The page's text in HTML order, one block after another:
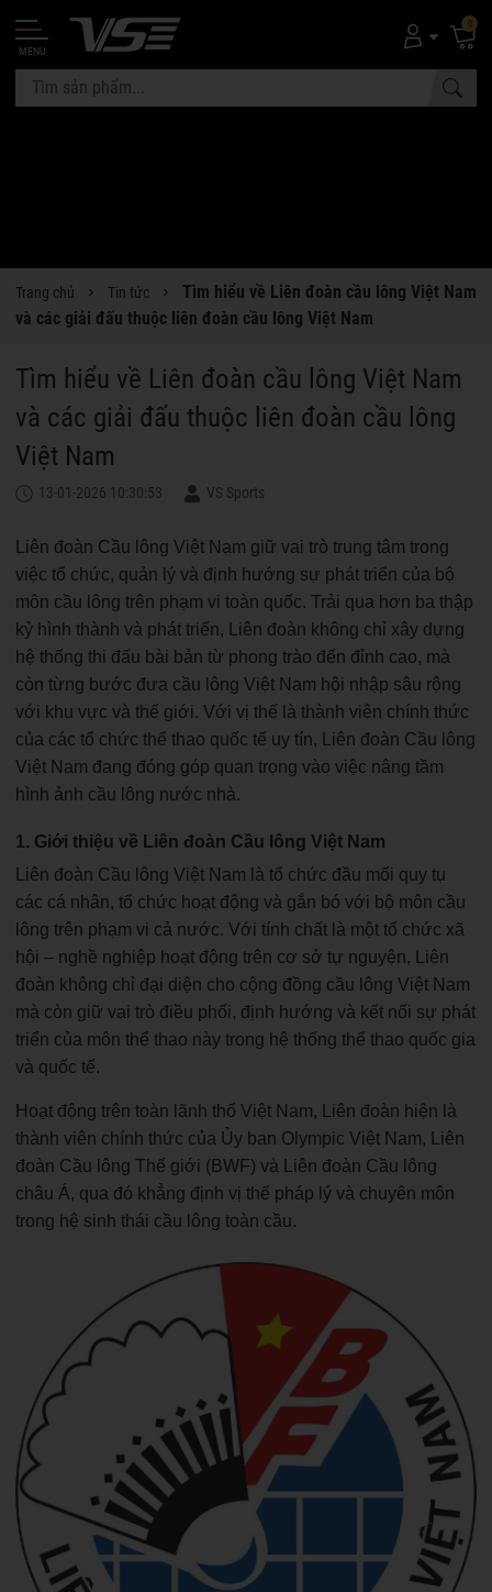
MENU
0
Trang chủ Tin tức
Tìm hiểu về Liên đoàn cầu lông Việt Nam
và các giải đấu thuộc liên đoàn cầu lông Việt Nam
Tìm hiểu về Liên đoàn cầu lông Việt Nam
và các giải đấu thuộc liên đoàn cầu lông
Việt Nam
13-01-2026 10:30:53 VS Sports
Liên đoàn Cầu lông Việt Nam giữ vai trò trung tâm trong
việc tổ chức, quản lý và định hướng sự phát triển của bộ
môn cầu lông trên phạm vi toàn quốc. Trải qua hơn ba thập
kỷ hình thành và phát triển, Liên đoàn không chỉ xây dựng
hệ thống thi đấu bài bản từ phong trào đến đỉnh cao, mà
còn từng bước đưa cầu lông Việt Nam hội nhập sâu rộng
với khu vực và thế giới. Với vị thế là thành viên chính thức
của các tổ chức thể thao quốc tế uy tín, Liên đoàn Cầu lông
Việt Nam đang đóng góp quan trọng vào việc nâng tầm
hình ảnh cầu lông nước nhà.
1. Giới thiệu về Liên đoàn Cầu lông Việt Nam
Liên đoàn Cầu lông Việt Nam là tổ chức đầu mối quy tụ
các cá nhân, tổ chức hoạt động và gắn bó với bộ môn cầu
lông trên phạm vi cả nước. Với tính chất là một tổ chức xã
hội – nghề nghiệp hoạt động trên cơ sở tự nguyện, Liên
đoàn không chỉ đại diện cho cộng đồng cầu lông Việt Nam
mà còn giữ vai trò điều phối, định hướng và kết nối sự phát
triển của môn thể thao này trong hệ thống thể thao quốc gia
và quốc tế.
Hoạt động trên toàn lãnh thổ Việt Nam, Liên đoàn hiện là
thành viên chính thức của Ủy ban Olympic Việt Nam, Liên
đoàn Cầu lông Thế giới (BWF) và Liên đoàn Cầu lông
châu Á, qua đó khẳng định vị thế pháp lý và chuyên môn
trong hệ sinh thái cầu lông toàn cầu.